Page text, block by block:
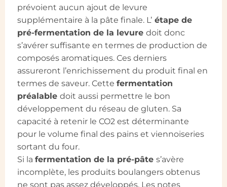
prévoient aucun ajout de levure
supplémentaire à la pâte finale. L’ étape de
pré-fermentation de la levure doit donc
s’avérer suffisante en termes de production de
composés aromatiques. Ces derniers
assureront l’enrichissement du produit final en
termes de saveur. Cette fermentation
préalable doit aussi permettre le bon
développement du réseau de gluten. Sa
capacité à retenir le CO2 est déterminante
pour le volume final des pains et viennoiseries
sortant du four.
Si la fermentation de la pré-pâte s’avère
incomplète, les produits boulangers obtenus
ne sont pas assez développés. Les notes